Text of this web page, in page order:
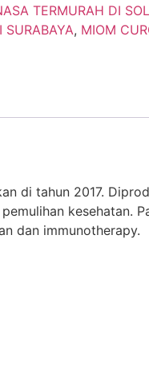
TERMURAH DI
SURABAYA, MIOM
di tahun 2017.
kesehatan.
dan immunotherapy.